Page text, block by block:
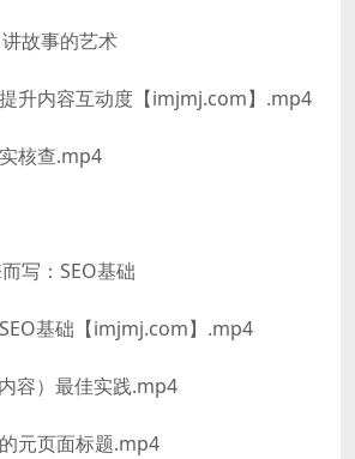
讲故事的艺术
提升内容互动度【imjmj.com】.mp4
核查.mp4
写：SEO基础
SEO基础【imjmj.com】.mp4
容）最佳实践.mp4
元页面标题.mp4